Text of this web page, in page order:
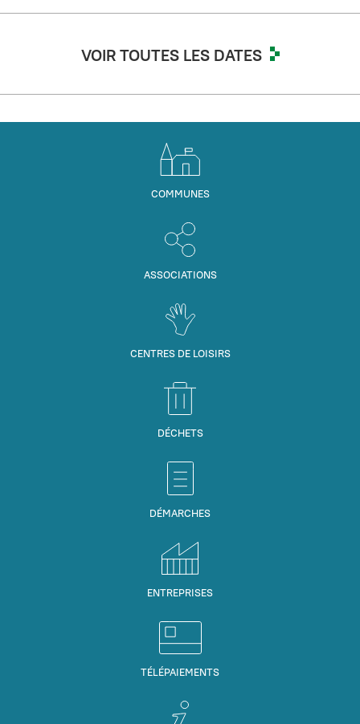
VOIR TOUTES LES DATES
COMMUNES
ASSOCIATIONS
CENTRES DE LOISIRS
DÉCHETS
DÉMARCHES
ENTREPRISES
TÉLÉPAIEMENTS